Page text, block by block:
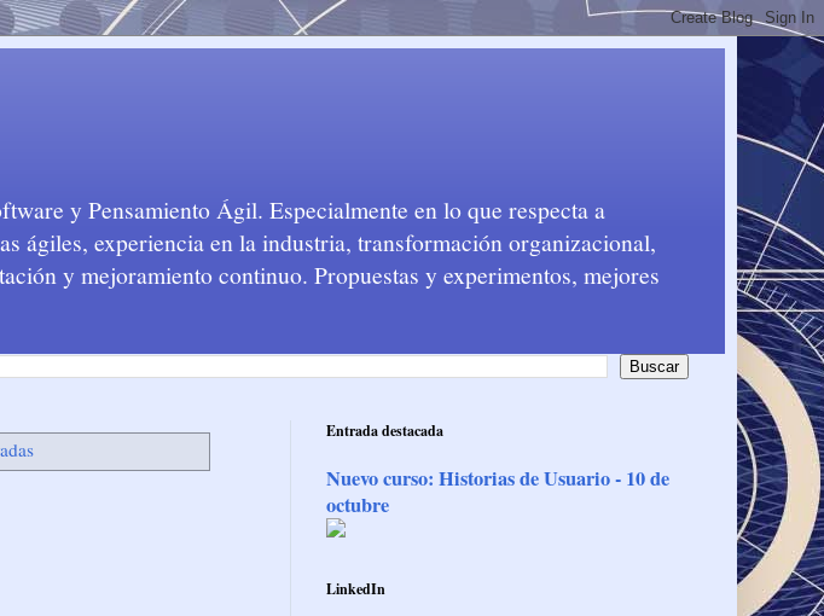
y Pensamiento Ágil. Especialmente en lo que respecta a
ágiles, experiencia en la industria, transformación organizacional,
y mejoramiento continuo. Propuestas y experimentos, mejores
Entrada destacada
Nuevo curso: Historias de Usuario - 10 de
octubre
LinkedIn